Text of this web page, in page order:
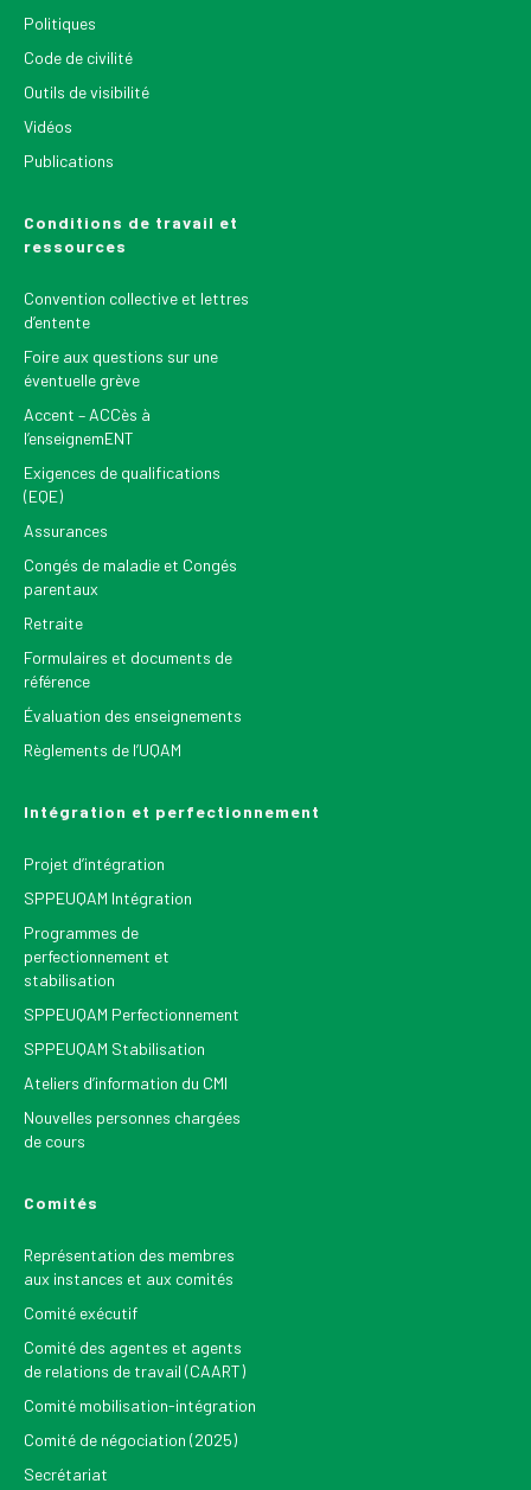
Politiques
Code de civilité
Outils de visibilité
Vidéos
Publications
Conditions de travail et
ressources
Convention collective et lettres
d’entente
Foire aux questions sur une
éventuelle grève
Accent – ACCès à
l’enseignemENT
Exigences de qualifications
(EQE)
Assurances
Congés de maladie et Congés
parentaux
Retraite
Formulaires et documents de
référence
Évaluation des enseignements
Règlements de l’UQAM
Intégration et perfectionnement
Projet d’intégration
SPPEUQAM Intégration
Programmes de
perfectionnement et
stabilisation
SPPEUQAM Perfectionnement
SPPEUQAM Stabilisation
Ateliers d’information du CMI
Nouvelles personnes chargées
de cours
Comités
Représentation des membres
aux instances et aux comités
Comité exécutif
Comité des agentes et agents
de relations de travail (CAART)
Comité mobilisation-intégration
Comité de négociation (2025)
Secrétariat